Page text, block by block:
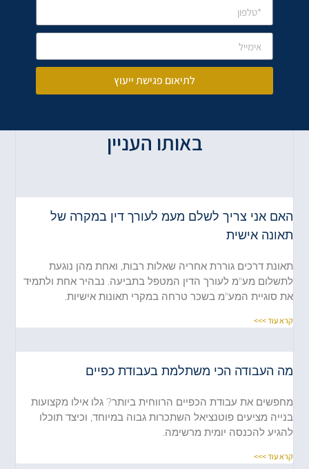
לתיאום פגישת ייעוץ
באותו העניין
האם אני צריך לשלם מעמ לעורך דין במקרה של
תאונה אישית
תאונת דרכים גוררת אחריה שאלות רבות, ואחת מהן נוגעת
לתשלום מע"מ לעורך הדין המטפל בתביעה. נבהיר אחת ולתמיד
את סוגיית המע"מ בשכר טרחה במקרי תאונות אישיות.
קרא עוד >>>
מה העבודה הכי משתלמת בעבודת כפיים
מחפשים את עבודת הכפיים הרווחית ביותר? גלו אילו מקצועות
בנייה מציעים פוטנציאל השתכרות גבוה במיוחד, וכיצד תוכלו
להגיע להכנסה יומית מרשימה.
קרא עוד >>>